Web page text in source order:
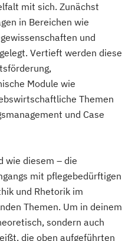
mit sich. Zunächst
in Bereichen wie
und
Vertieft werden diese
Module wie
Themen
und Case
wie diesem – die
mit pflegebedürftigen
und Rhetorik im
Themen. Um in deinem
sondern auch
die oben aufgeführten